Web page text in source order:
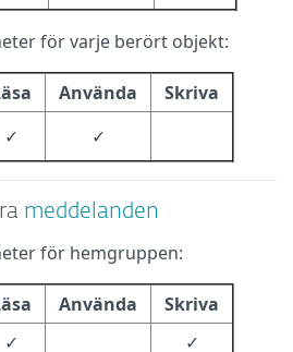
för varje berört objekt:
Använda
Skriva
✓ ✓
meddelanden
för hemgruppen:
Använda
Skriva
✓
✓